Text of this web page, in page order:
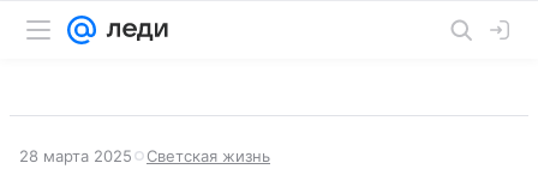
28 марта 2025 Светская жизнь